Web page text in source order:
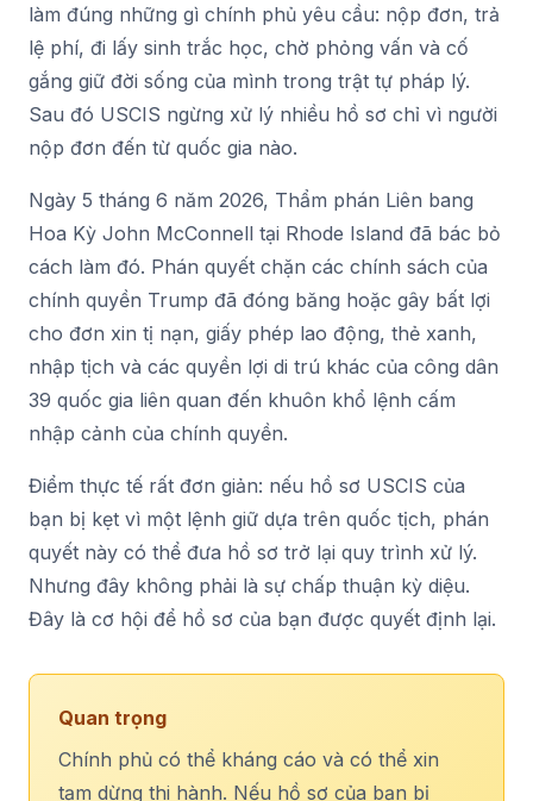
làm đúng những gì chính phủ yêu cầu: nộp đơn, trả
lệ phí, đi lấy sinh trắc học, chờ phỏng vấn và cố
gắng giữ đời sống của mình trong trật tự pháp lý.
Sau đó USCIS ngừng xử lý nhiều hồ sơ chỉ vì người
nộp đơn đến từ quốc gia nào.
Ngày 5 tháng 6 năm 2026, Thẩm phán Liên bang
Hoa Kỳ John McConnell tại Rhode Island đã bác bỏ
cách làm đó. Phán quyết chặn các chính sách của
chính quyền Trump đã đóng băng hoặc gây bất lợi
cho đơn xin tị nạn, giấy phép lao động, thẻ xanh,
nhập tịch và các quyền lợi di trú khác của công dân
39 quốc gia liên quan đến khuôn khổ lệnh cấm
nhập cảnh của chính quyền.
Điểm thực tế rất đơn giản: nếu hồ sơ USCIS của
bạn bị kẹt vì một lệnh giữ dựa trên quốc tịch, phán
quyết này có thể đưa hồ sơ trở lại quy trình xử lý.
Nhưng đây không phải là sự chấp thuận kỳ diệu.
Đây là cơ hội để hồ sơ của bạn được quyết định lại.
Quan trọng
Chính phủ có thể kháng cáo và có thể xin
tạm dừng thi hành. Nếu hồ sơ của bạn bị